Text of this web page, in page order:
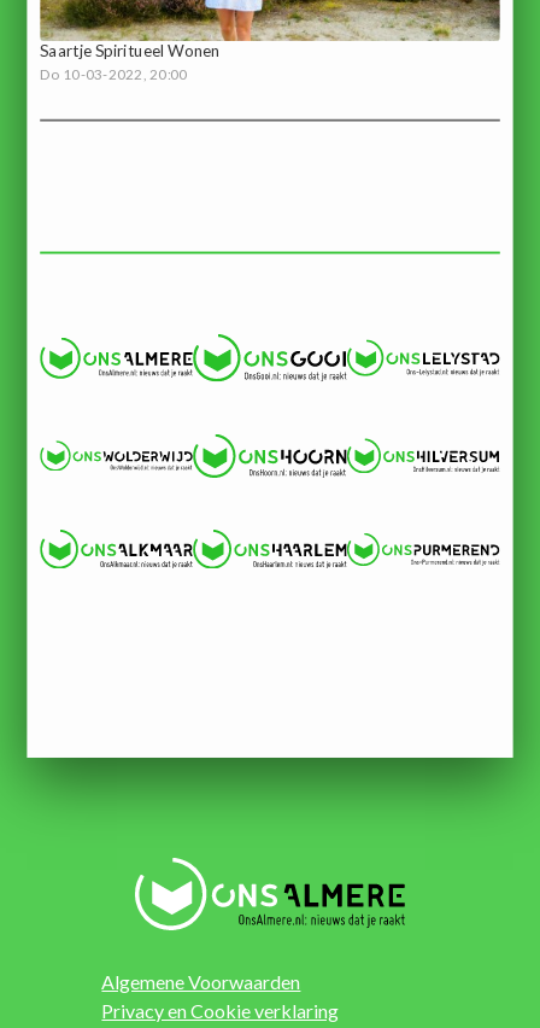
Saartje Spiritueel Wonen
Do 10-03-2022, 20:00
Algemene Voorwaarden
Privacy en Cookie verklaring